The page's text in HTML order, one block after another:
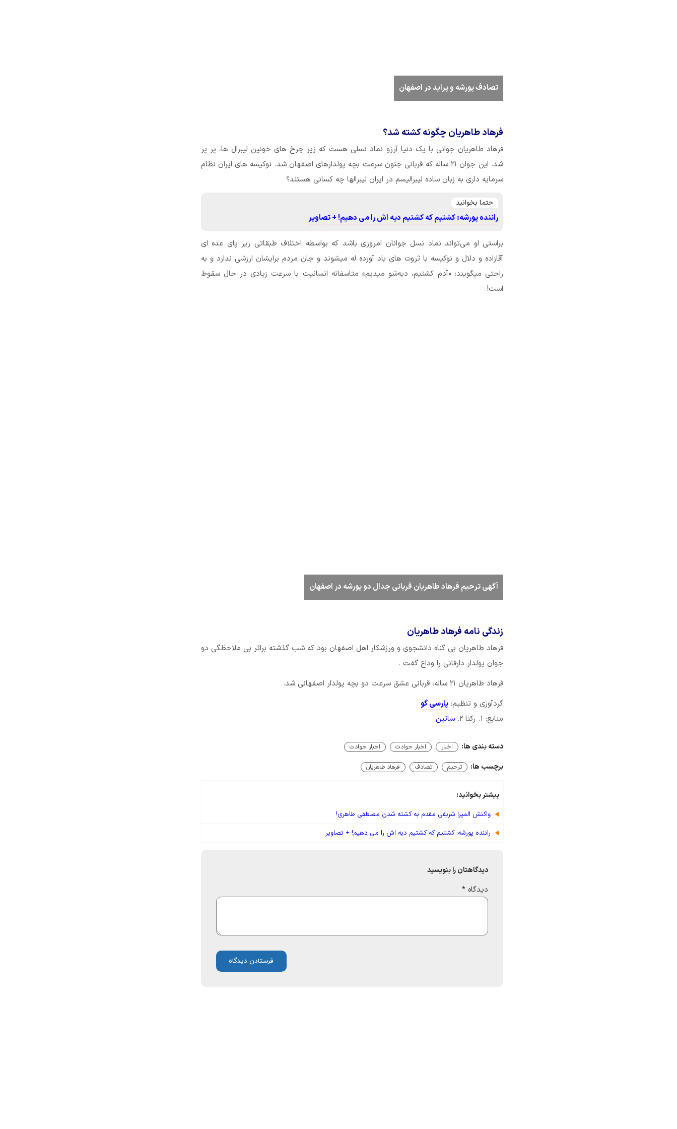
تصادف پورشه و پراید در اصفهان
فرهاد طاهریان چگونه کشته شد؟
فرهاد طاهریان جوانی با یک دنیا آرزو نماد نسلی هست که زیر چرخ های خونین لیبرال ها، پر پر
شد. این جوان ۲۱ ساله که قربانی جنون سرعت بچه پولدارهای اصفهان شد. نوکیسه های ایران نظام
سرمایه داری به زبان ساده لیبرالیسم در ایران لیبرالها چه کسانی هستند؟
حتما بخوانید
راننده پورشه: کشتیم که کشتیم دیه اش را می دهیم! + تصاویر
براستی او می‌تواند نماد نسل جوانان امروزی باشد که بواسطه اختلاف طبقاتی زیر پای عده ای
آقازاده و دلال و نوکیسه با ثروت های باد آورده له میشوند و جان مردم برایشان ارزشی ندارد و به
راحتی میگویند: «آدم کشتیم، دیه‌شو میدیم» متاسفانه انسانیت با سرعت زیادی در حال سقوط
است!
آگهی ترحیم فرهاد طاهریان قربانی جدال دو پورشه در اصفهان
زندگی نامه فرهاد طاهریان
فرهاد طاهریان بی گناه دانشجوی و ورزشکار اهل اصفهان بود که شب گذشته براثر بی ملاحظگی دو
جوان پولدار دارفانی را وداع گفت .
فرهاد طاهریان ۲۱ ساله، قربانی عشق سرعت دو بچه پولدار اصفهانی شد.
گردآوری و تنظیم: پارسی گو
منابع: ۱. رکنا ۲.
ساتین
دسته بندی ها: اخبار اخبار حوادث اخبار حوادث
برچسب ها: ترحیم تصادف فرهاد طاهریان
بیشتر بخوانید:
واکنش المیرا شریفی مقدم به کشته شدن مصطفی طاهری!
راننده پورشه: کشتیم که کشتیم دیه اش را می دهیم! + تصاویر
دیدگاهتان را بنویسید
دیدگاه *